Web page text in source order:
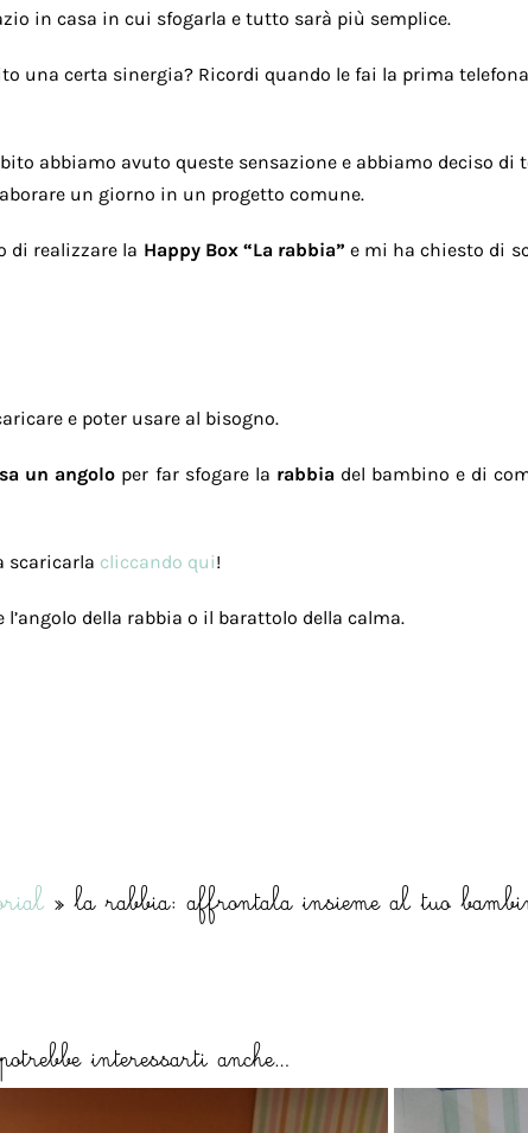
in casa in cui sfogarla e tutto sarà più semplice.
una certa sinergia? Ricordi quando le fai la prima
abbiamo avuto queste sensazione e abbiamo deciso
un giorno in un progetto comune.
di realizzare la Happy Box “La rabbia” e mi ha chiesto di
e poter usare al bisogno.
un angolo per far sfogare la rabbia del bambino e di
scaricarla cliccando qui!
della rabbia o il barattolo della calma.
la rabbia: affrontala insieme al tuo
potrebbe interessarti anche…